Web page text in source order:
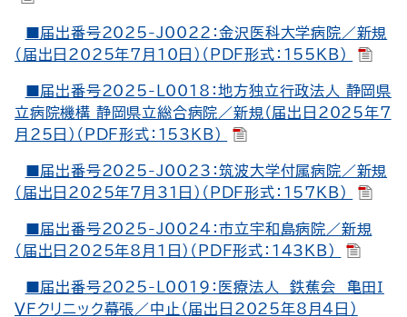
■届出番号2025-J0022：金沢医科大学病院／新規
（届出日2025年7月10日）（PDF形式：155KB）
■届出番号2025-L0018：地方独立行政法人 静岡県
立病院機構 静岡県立総合病院／新規（届出日2025年7
月25日）（PDF形式：153KB）
■届出番号2025-J0023：筑波大学付属病院／新規
（届出日2025年7月31日）（PDF形式：157KB）
■届出番号2025-J0024：市立宇和島病院／新規
（届出日2025年8月1日）（PDF形式：143KB）
■届出番号2025-L0019：医療法人 鉄蕉会 亀田Ｉ
ＶＦクリニック幕張／中止（届出日2025年8月4日）